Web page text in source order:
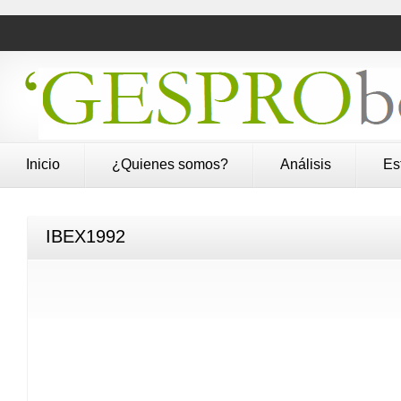
Inicio ¿Quienes somos? Análisis
IBEX1992